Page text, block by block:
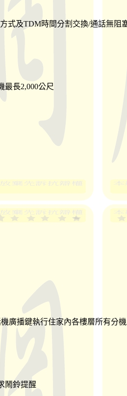
式及TDM時間分割交換/通話無阻
最長2,000公尺
廣播鍵執行住家內各樓層所有分
鬧鈴提醒